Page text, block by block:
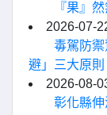
『果』
2026-07-
毒駕防
避」三大原
2026-08-
彰化縣